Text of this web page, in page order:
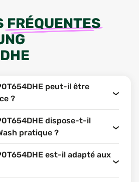
FRÉQUENTES
peut-il être
?
dispose-t-il
pratique ?
est-il adapté aux